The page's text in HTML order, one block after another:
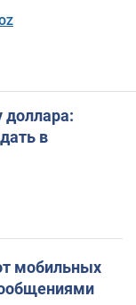
доллара:
в
мобильных